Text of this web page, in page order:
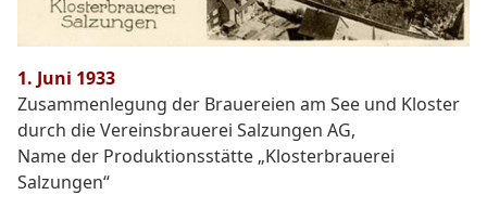
1. Juni 1933
Zusammenlegung der Brauereien am See und Kloster
durch die Vereinsbrauerei Salzungen AG,
Name der Produktionsstätte „Klosterbrauerei
Salzungen“